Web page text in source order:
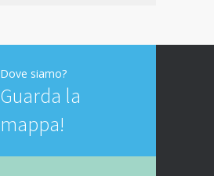
Dove siamo?
Guarda la
mappa!